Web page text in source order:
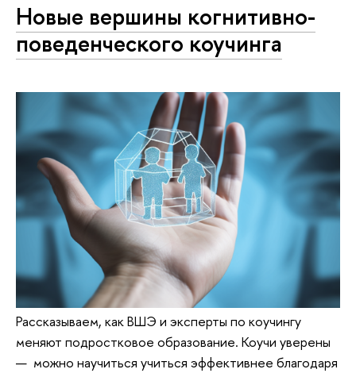
Новые вершины когнитивно-
поведенческого коучинга
Рассказываем, как ВШЭ и эксперты по коучингу
меняют подростковое образование. Коучи уверены
— можно научиться учиться эффективнее благодаря